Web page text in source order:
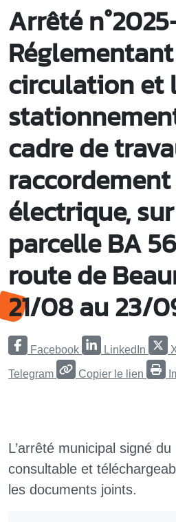
Arrêté
circulation et
cadre de
électrique,
parcelle BA
route de
21/08 au 23/
Facebook LinkedIn
Telegram Copier le lien
L’arrêté municipal signé
consultable et
les documents joints.